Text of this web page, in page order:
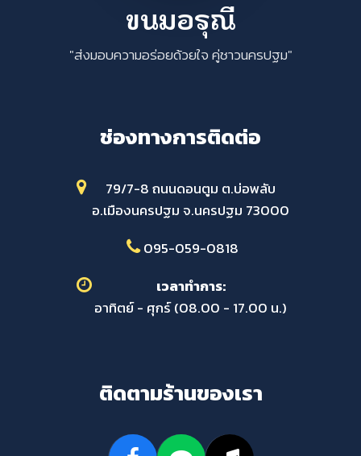
ขนมอรุณี
"ส่งมอบความอร่อยด้วยใจ คู่ชาวนครปฐม"
ช่องทางการติดต่อ
79/7-8 ถนนดอนตูม ต.บ่อพลับ
อ.เมืองนครปฐม จ.นครปฐม 73000
095-059-0818
เวลาทำการ:
อาทิตย์ - ศุกร์ (08.00 - 17.00 น.)
ติดตามร้านของเรา